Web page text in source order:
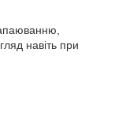
навіть при